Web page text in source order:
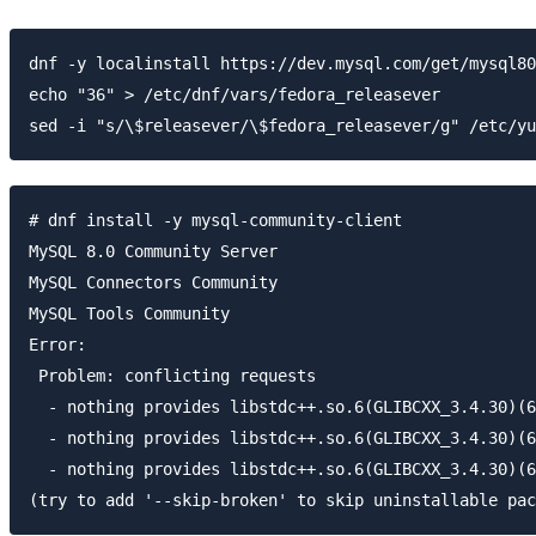
dnf -y localinstall https://dev.mysql.com/get/mysql80-
echo "36" > /etc/dnf/vars/fedora_releasever
# dnf install -y mysql-community-client
MySQL 8.0 Community Server
MySQL Connectors Community
MySQL Tools Community
Error:
Problem: conflicting requests
- nothing provides
- nothing provides
- nothing provides